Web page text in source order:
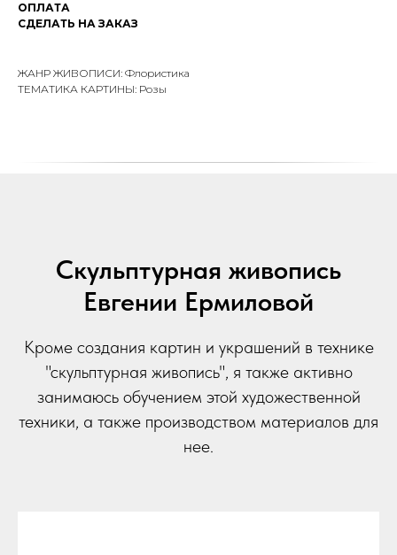
ОПЛАТА
СДЕЛАТЬ НА ЗАКАЗ
ЖАНР ЖИВОПИСИ: Флористика
ТЕМАТИКА КАРТИНЫ: Розы
Скульптурная живопись
Евгении Ермиловой
Кроме создания картин и украшений в технике
"скульптурная живопись", я также активно
занимаюсь обучением этой художественной
техники, а также производством материалов для
нее.